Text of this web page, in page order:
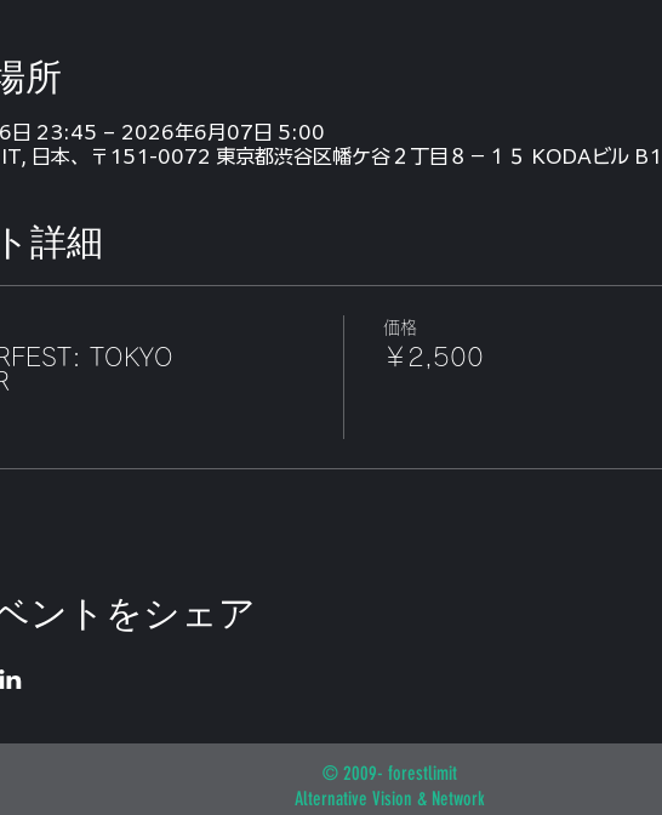
所
日 23:45 – 2026年6月07日 5:00
日本、〒151-0072 東京都渋谷区幡ケ谷２丁目８−１５ KODAビル
詳細
TOKYO
価格
￥2,500
ントをシェア
© 2009- forestlimit
Alternative Vision & Network